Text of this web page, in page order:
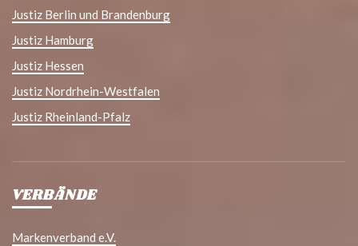
Justiz Berlin und Brandenburg
Justiz Hamburg
Justiz Hessen
Justiz Nordrhein-Westfalen
Justiz Rheinland-Pfalz
VERBÄNDE
Markenverband e.V.